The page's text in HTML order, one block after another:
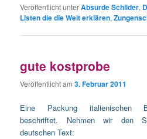
Veröffentlicht unterAbsurde Schilder,
Listen die die Welt erklären,
gute kostprobe
Veröffentlicht am3. Februar 2011
Eine Packung italienischen
beschriftet. Nehmen wir den
deutschen Text: